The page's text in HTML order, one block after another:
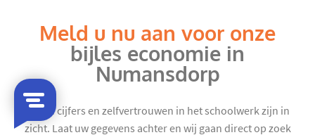
Meld u nu aan voor onze
bijles economie in
Numansdorp
Mooie cijfers en zelfvertrouwen in het schoolwerk zijn in
zicht. Laat uw gegevens achter en wij gaan direct op zoek